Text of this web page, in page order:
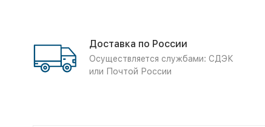
Доставка по России
Осуществляется службами: СДЭК
или Почтой России